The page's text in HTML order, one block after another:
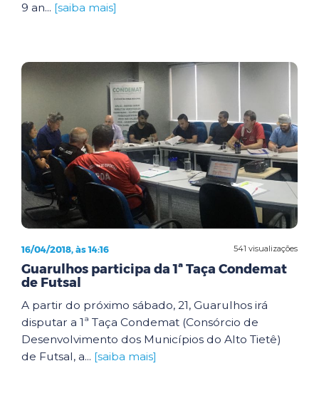
9 an... [saiba mais]
541 visualizações
16/04/2018, às 14:16
Guarulhos participa da 1ª Taça Condemat
de Futsal
A partir do próximo sábado, 21, Guarulhos irá
disputar a 1ª Taça Condemat (Consórcio de
Desenvolvimento dos Municípios do Alto Tietê)
de Futsal, a... [saiba mais]